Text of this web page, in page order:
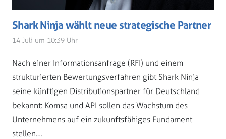
Shark Ninja wählt neue strategische Partner
14 Juli um 10:39 Uhr
Nach einer Informationsanfrage (RFI) und einem
strukturierten Bewertungsverfahren gibt Shark Ninja
seine künftigen Distributionspartner für Deutschland
bekannt: Komsa und API sollen das Wachstum des
Unternehmens auf ein zukunftsfähiges Fundament
stellen.…